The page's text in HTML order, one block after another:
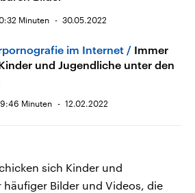
Minuten 30.05.2022
im Internet
Immer
und Jugendliche unter den
Minuten 12.02.2022
sich Kinder und
Bilder und Videos, die